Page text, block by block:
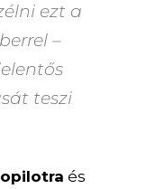
ezt a
–
teszi
és